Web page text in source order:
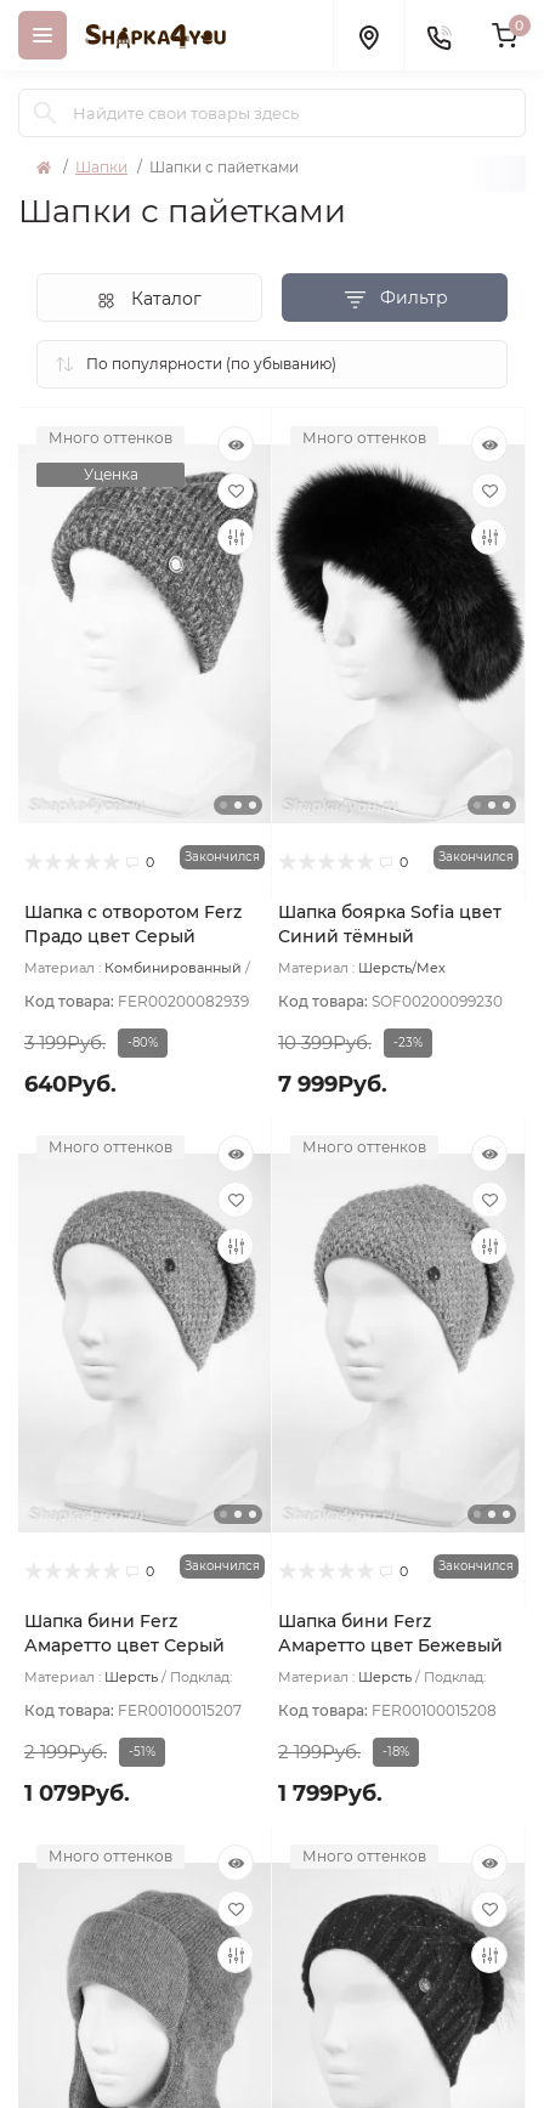
0
Шапки Шапки с пайетками
Шапки с пайетками
Фильтр
Каталог
Много оттенков
Уценка
0 Закончился
Шапка с отворотом Ferz
Прадо цвет Серый
темный
Материал : Комбинированный
Код товара: FER00200082939
3 199Руб. -80%
640Руб.
Много оттенков
0 Закончился
Шапка боярка Sofia цвет
Синий тёмный
Материал : Шерсть/Мех
Код товара: SOF00200099230
10 399Руб. -23%
7 999Руб.
Много оттенков
0 Закончился
Шапка бини Ferz
Амаретто цвет Серый
Материал : Шерсть
Подклад:
Код товара: FER00100015207
2 199Руб. -51%
1 079Руб.
Много оттенков
0 Закончился
Шапка бини Ferz
Амаретто цвет Бежевый
тёмный
Материал : Шерсть
Подклад:
Код товара: FER00100015208
2 199Руб. -18%
1 799Руб.
Много оттенков Много оттенков